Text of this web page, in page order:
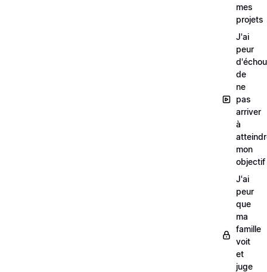
mes
projets
J'ai
peur
de
ne
pas
arriver
à
mon
objectif
J'ai
peur
que
ma
famille
voit
et
juge